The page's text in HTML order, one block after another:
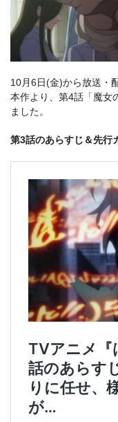
10月6日(金)から放送・
本作より、第4話「魔女
ました。
第3話のあらすじ＆先行